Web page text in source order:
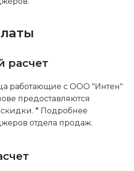
расчет
работающие с ООО "Интен"
предоставляются
* Подробнее
отдела продаж.